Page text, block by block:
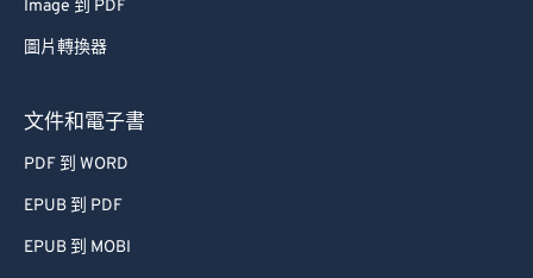
Image 到 PDF
圖片轉換器
文件和電子書
PDF 到 WORD
EPUB 到 PDF
EPUB 到 MOBI